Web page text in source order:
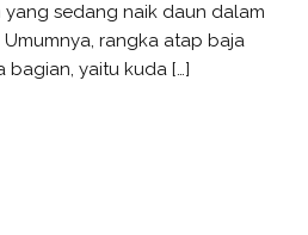
275kg?
Ini
Buktinya!
sedang naik daun dalam
rangka atap baja
bagian, yaitu kuda […]